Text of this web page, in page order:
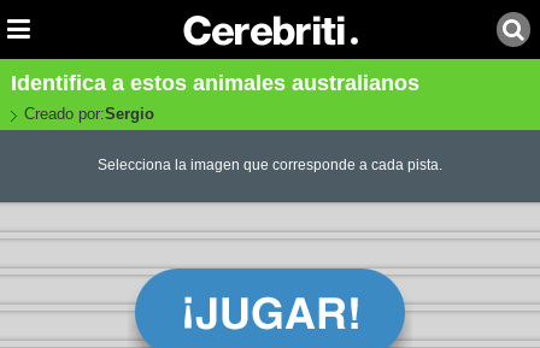
Identifica a estos animales australianos
Creado por:Sergio
Selecciona la imagen que corresponde a cada pista.